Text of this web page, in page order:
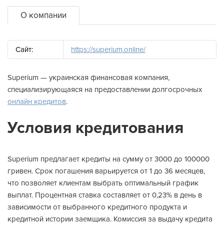
О компании
Сайт: https://superium.online/
Superium — украинская финансовая компания,
специализирующаяся на предоставлении долгосрочных
онлайн кредитов.
Условия кредитования
Superium предлагает кредиты на сумму от 3000 до 100000
гривен. Срок погашения варьируется от 1 до 36 месяцев,
что позволяет клиентам выбрать оптимальный график
выплат. Процентная ставка составляет от 0,23% в день в
зависимости от выбранного кредитного продукта и
кредитной истории заемщика. Комиссия за выдачу кредита